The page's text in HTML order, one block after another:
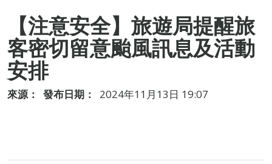
【注意安全】旅遊局提醒旅
客密切留意颱風訊息及活動
安排
來源： 發布日期： 2024年11月13日 19:07